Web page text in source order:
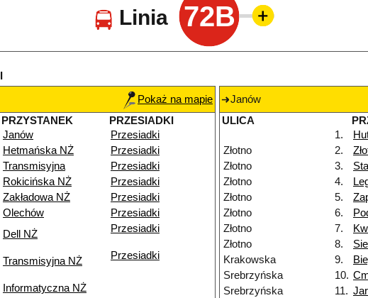
Linia 72B
Pokaż na mapie
PRZYSTANEK
PRZESIADKI
Janów
Przesiadki
Hetmańska NŻ
Przesiadki
Transmisyjna
Przesiadki
Rokicińska NŻ
Przesiadki
Zakładowa NŻ
Przesiadki
Olechów
Przesiadki
Dell NŻ Przesiadki
Transmisyjna NŻ Przesiadki
Informatyczna NŻ
Janów
ULICA
1.
Złotno
2.
Złotno
3.
Złotno
4.
Złotno
5.
Złotno
6.
Złotno
7.
Złotno
8.
Krakowska
9.
Srebrzyńska
10.
Srebrzyńska
11.